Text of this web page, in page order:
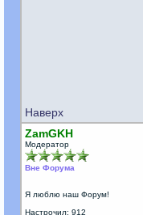
Наверх
ZamGKH
Модератор
Вне Форума
Я люблю наш Форум!
Настрочил: 912